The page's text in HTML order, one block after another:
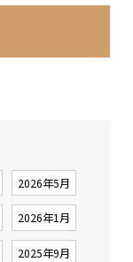
2026年5月
2026年1月
2025年9月